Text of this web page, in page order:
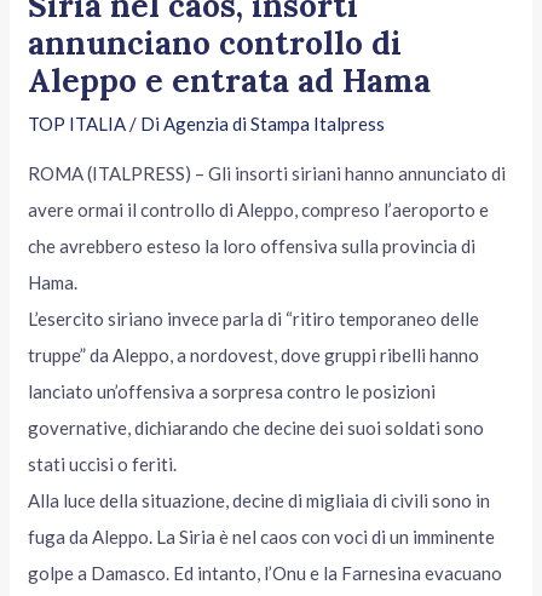
annunciano controllo di
Aleppo e entrata ad Hama
TOP ITALIA/ DiAgenzia di Stampa Italpress
ROMA (ITALPRESS) – Gli insorti siriani hanno annunciato di
avere ormai il controllo di Aleppo, compreso l’aeroporto e
che avrebbero esteso la loro offensiva sulla provincia di
Hama.
L’esercito siriano invece parla di “ritiro temporaneo delle
truppe” da Aleppo, a nordovest, dove gruppi ribelli hanno
lanciato un’offensiva a sorpresa contro le posizioni
governative, dichiarando che decine dei suoi soldati sono
stati uccisi o feriti.
Alla luce della situazione, decine di migliaia di civili sono in
fuga da Aleppo. La Siria è nel caos con voci di un imminente
golpe a Damasco. Ed intanto, l’Onu e la Farnesina evacuano